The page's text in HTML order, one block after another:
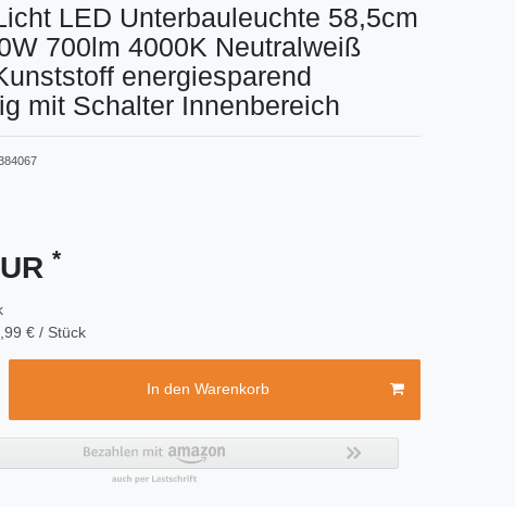
LED Unterbauleuchte 58,5cm
700lm 4000K Neutralweiß
energiesparend
mit Schalter Innenbereich
*
€ / Stück
In den Warenkorb